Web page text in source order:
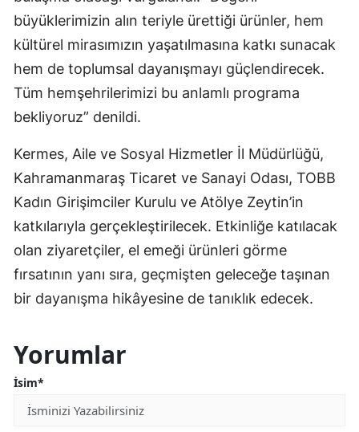
büyüklerimizin alın teriyle ürettiği ürünler, hem
kültürel mirasımızın yaşatılmasına katkı sunacak
hem de toplumsal dayanışmayı güçlendirecek.
Tüm hemşehrilerimizi bu anlamlı programa
bekliyoruz” denildi.
Kermes, Aile ve Sosyal Hizmetler İl Müdürlüğü,
Kahramanmaraş Ticaret ve Sanayi Odası, TOBB
Kadın Girişimciler Kurulu ve Atölye Zeytin’in
katkılarıyla gerçekleştirilecek. Etkinliğe katılacak
olan ziyaretçiler, el emeği ürünleri görme
fırsatının yanı sıra, geçmişten geleceğe taşınan
bir dayanışma hikâyesine de tanıklık edecek.
Yorumlar
İsim*